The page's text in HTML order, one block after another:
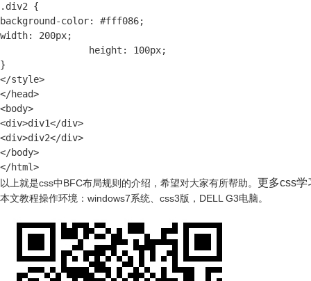
.div2 {
background-color: #fff086;
width: 200px;
height: 100px;
}
</style>
</head>
<body>
<div>div1</div>
<div>div2</div>
</body>
</html>
以上就是css中BFC布局规则的介绍，希望对大家有所帮助。 更多css学
本文教程操作环境：windows7系统、css3版，DELL G3电脑。